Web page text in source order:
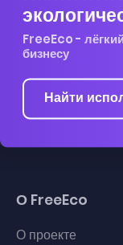
FreeEco -
бизнесу
Найти
О FreeEco
О проекте